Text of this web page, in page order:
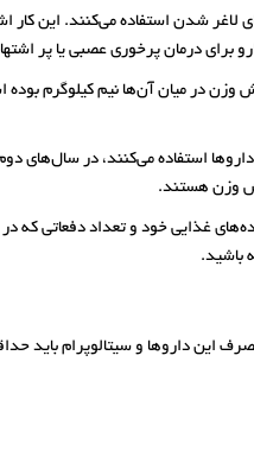
شدن استفاده می‌کنند. این کار
درمان پرخوری عصبی یا پر
در میان آن‌ها نیم کیلوگرم بوده
داروها استفاده می‌کنند، در
وزن هستند.
غذایی خود و تعداد دفعاتی که
باشید.
مصرف این داروها و سیتالوپرام